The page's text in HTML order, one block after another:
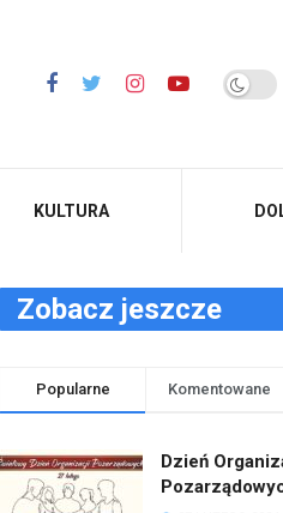
KULTURA
Zobacz jeszcze
Popularne Komentowane
Dzień